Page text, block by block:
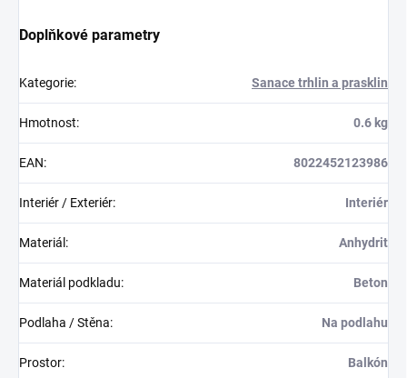
Doplňkové parametry
Kategorie: Sanace trhlin a prasklin
Hmotnost: 0.6 kg
EAN: 8022452123986
Interiér / Exteriér: Interiér
Materiál : Anhydrit
Materiál podkladu: Beton
Podlaha / Stěna: Na podlahu
Prostor: Balkón